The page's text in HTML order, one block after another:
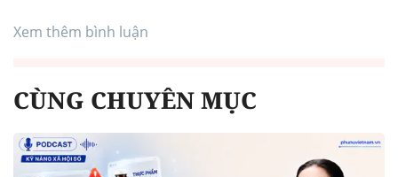
Xem thêm bình luận
CÙNG CHUYÊN MỤC